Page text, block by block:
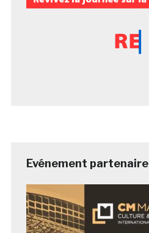
Evénement partenaire